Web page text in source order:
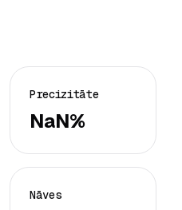
Precizitāte
NaN%
Nāves